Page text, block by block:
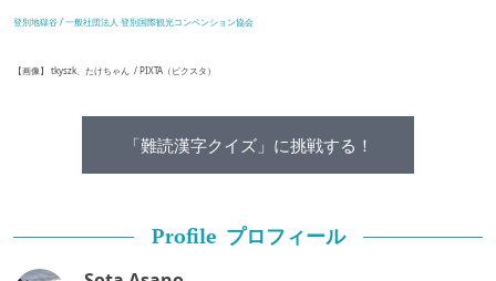
登別地獄谷 / 一般社団法人 登別国際観光コンベンション協会
【画像】 tkyszk、たけちゃん / PIXTA（ピクスタ）
「難読漢字クイズ」に挑戦する！
Profile プロフィール